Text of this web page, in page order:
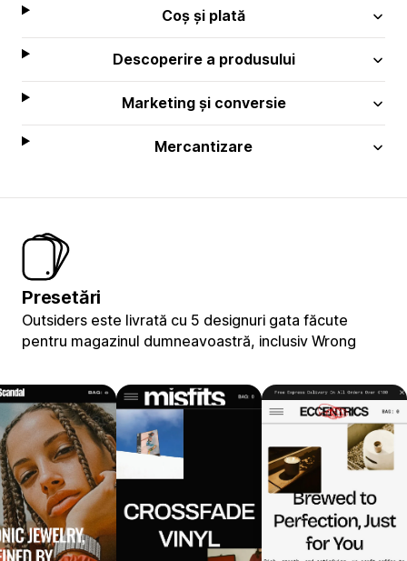
Coș și plată
Descoperire a produsului
Marketing și conversie
Mercantizare
Presetări
Outsiders este livrată cu 5 designuri gata făcute
pentru magazinul dumneavoastră, inclusiv Wrong